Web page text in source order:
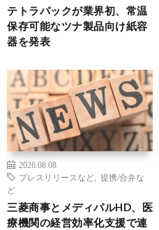
テトラパックが業界初、常温
保存可能なツナ製品向け紙容
器を発表
2026.08.08
プレスリリースなど
提携/合弁な
ど
三菱商事とメディパルHD、医
療機関の経営効率化支援で連